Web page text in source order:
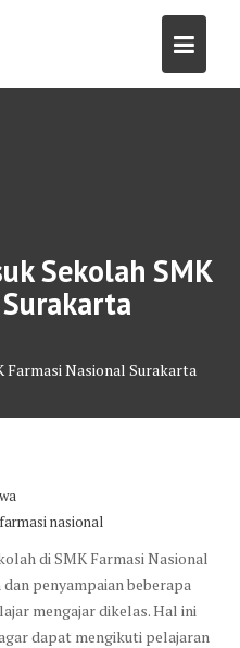
Sekolah SMK
Farmasi Nasional Surakarta
nasional
di SMK Farmasi Nasional
penyampaian beberapa
mengajar dikelas. Hal ini
dapat mengikuti pelajaran